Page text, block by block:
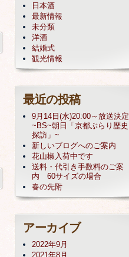
日本酒
最新情報
未分類
洋酒
結婚式
観光情報
最近の投稿
9月14日(水)20:00～放送決定
~BS~朝日「京都ぶらり歴史
探訪」~
新しいブログへのご案内
花山椒入荷中です
送料・代引き手数料のご案
内 60サイズの場合
春の先附
アーカイブ
2022年9月
2021年8月